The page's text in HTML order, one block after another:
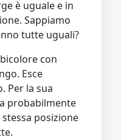
è uguale e in
Sappiamo
tutte uguali?
con
Esce
Per la sua
probabilmente
posizione